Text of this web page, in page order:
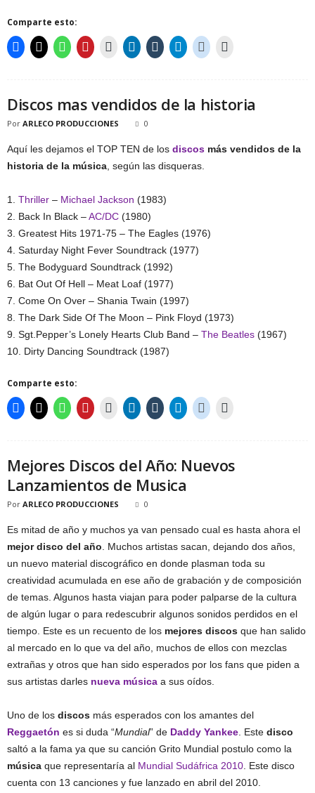
Comparte esto:
Discos mas vendidos de la historia
Por ARLECO PRODUCCIONES 0
Aquí les dejamos el TOP TEN de los discos más vendidos de la
historia de la música , según las disqueras.
1. Thriller – Michael Jackson (1983)
2. Back In Black –AC/DC (1980)
3. Greatest Hits 1971-75 – The Eagles (1976)
4. Saturday Night Fever Soundtrack (1977)
5. The Bodyguard Soundtrack (1992)
6. Bat Out Of Hell – Meat Loaf (1977)
7. Come On Over – Shania Twain (1997)
8. The Dark Side Of The Moon – Pink Floyd (1973)
9. Sgt.Pepper’s Lonely Hearts Club Band – The Beatles (1967)
10. Dirty Dancing Soundtrack (1987)
Comparte esto:
Mejores Discos del Año: Nuevos
Lanzamientos de Musica
Por ARLECO PRODUCCIONES 0
Es mitad de año y muchos ya van pensado cual es hasta ahora el
mejor disco del año . Muchos artistas sacan, dejando dos años,
un nuevo material discográfico en donde plasman toda su
creatividad acumulada en ese año de grabación y de composición
de temas. Algunos hasta viajan para poder palparse de la cultura
de algún lugar o para redescubrir algunos sonidos perdidos en el
tiempo. Este es un recuento de los mejores discos que han salido
al mercado en lo que va del año, muchos de ellos con mezclas
extrañas y otros que han sido esperados por los fans que piden a
sus artistas darles nueva música a sus oídos.
Uno de los discos más esperados con los amantes del
Reggaetón es si duda “Mundial” de Daddy Yankee . Este disco
saltó a la fama ya que su canción Grito Mundial postulo como la
música que representaría al Mundial Sudáfrica 2010 . Este disco
cuenta con 13 canciones y fue lanzado en abril del 2010.